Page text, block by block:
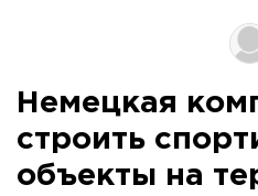
Немецкая
строить
объекты на